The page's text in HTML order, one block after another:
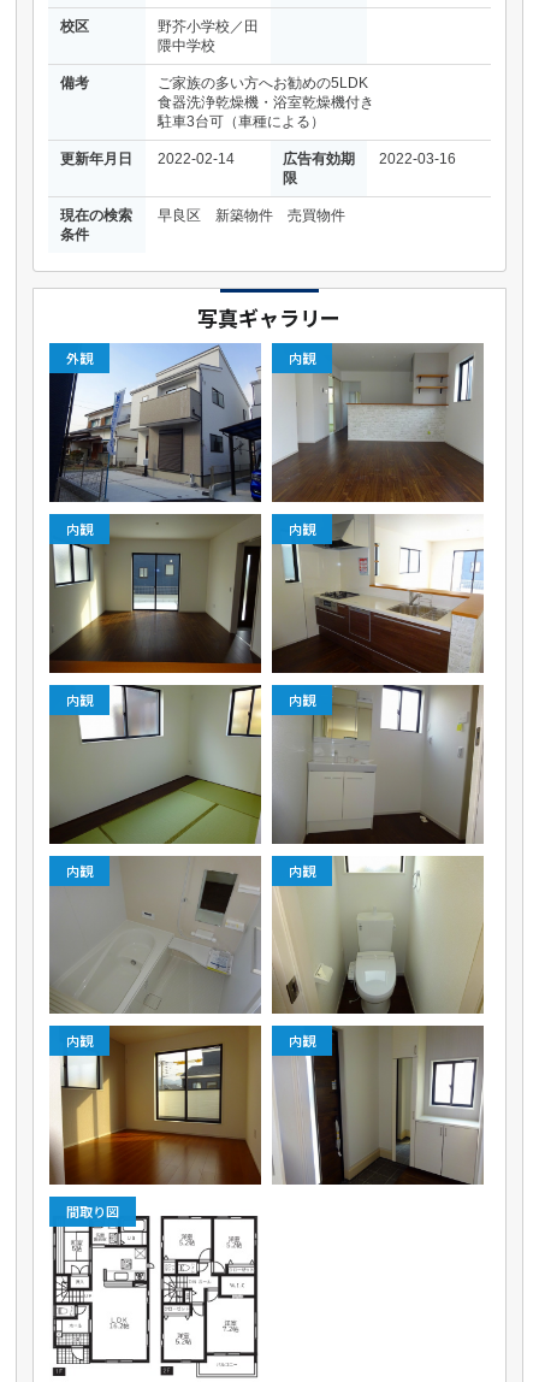
校区
野芥小学校／田
隈中学校
備考
ご家族の多い方へお勧めの5LDK
食器洗浄乾燥機・浴室乾燥機付き
駐車3台可（車種による）
更新年月日 2022-02-14
広告有効期
限
2022-03-16
現在の検索
条件
早良区 新築物件 売買物件
写真ギャラリー
外観 内観
内観 内観
内観 内観
内観 内観
内観 内観
間取り図